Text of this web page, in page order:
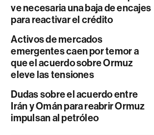
ve necesaria una baja de encajes
para reactivar el crédito
Activos de mercados
emergentes caen por temor a
que el acuerdo sobre Ormuz
eleve las tensiones
Dudas sobre el acuerdo entre
Irán y Omán para reabrir Ormuz
impulsan al petróleo